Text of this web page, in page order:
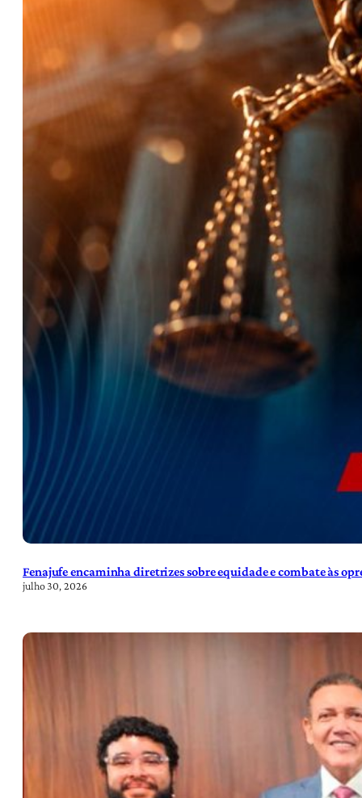
Fenajufe encaminha diretrizes sobre equidade e combate às
julho 30, 2026